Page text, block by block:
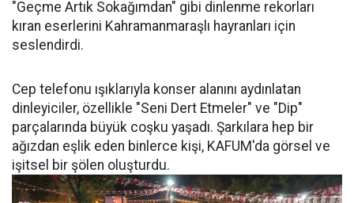
"Geçme Artık Sokağımdan" gibi dinlenme rekorları
kıran eserlerini Kahramanmaraşlı hayranları için
seslendirdi.
Cep telefonu ışıklarıyla konser alanını aydınlatan
dinleyiciler, özellikle "Seni Dert Etmeler" ve "Dip"
parçalarında büyük coşku yaşadı. Şarkılara hep bir
ağızdan eşlik eden binlerce kişi, KAFUM'da görsel ve
işitsel bir şölen oluşturdu.